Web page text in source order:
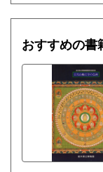
おすすめの書